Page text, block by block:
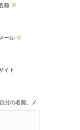
前 ※
ール ※
イト
分の名前、メ